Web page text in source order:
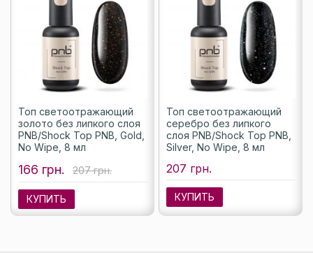
Топ светоотражающий
золото без липкого слоя
PNB/Shock Top PNB, Gold,
No Wipe, 8 мл
166 грн. 207 грн.
КУПИТЬ
Топ светоотражающий
серебро без липкого
слоя PNB/Shock Top PNB,
Silver, No Wipe, 8 мл
207 грн.
КУПИТЬ